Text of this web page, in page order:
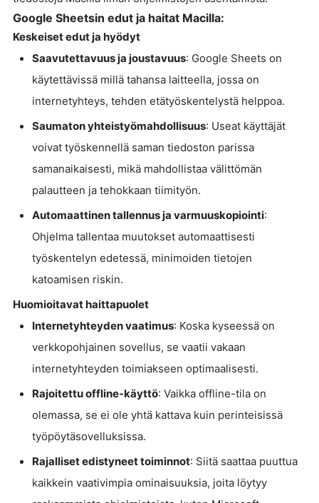
Google Sheetsin edut ja haitat Macilla:
Keskeiset edut ja hyödyt
Saavutettavuus ja joustavuus: Google Sheets on
käytettävissä millä tahansa laitteella, jossa on
internetyhteys, tehden etätyöskentelystä helppoa.
Saumaton yhteistyömahdollisuus: Useat käyttäjät
voivat työskennellä saman tiedoston parissa
samanaikaisesti, mikä mahdollistaa välittömän
palautteen ja tehokkaan tiimityön.
Automaattinen tallennus ja varmuuskopiointi:
Ohjelma tallentaa muutokset automaattisesti
työskentelyn edetessä, minimoiden tietojen
katoamisen riskin.
Huomioitavat haittapuolet
Internetyhteyden vaatimus: Koska kyseessä on
verkkopohjainen sovellus, se vaatii vakaan
internetyhteyden toimiakseen optimaalisesti.
Rajoitettu offline-käyttö: Vaikka offline-tila on
olemassa, se ei ole yhtä kattava kuin perinteisissä
työpöytäsovelluksissa.
Rajalliset edistyneet toiminnot: Siitä saattaa puuttua
kaikkein vaativimpia ominaisuuksia, joita löytyy